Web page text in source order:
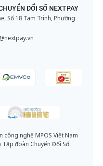
ĐỔI SỐ NEXTPAY
Số 18 Tam Trinh, Phường
công nghệ MPOS Việt Nam
đoàn Chuyển Đổi Số